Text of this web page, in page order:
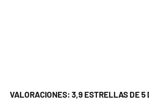
VALORACIONES: 3,9 ESTRELLAS DE 5